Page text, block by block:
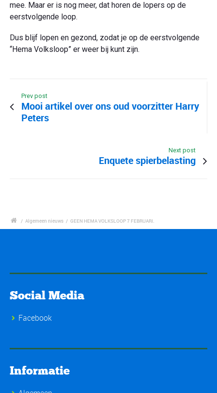
mee. Maar er is nog meer, dat horen de lopers op de
eerstvolgende loop.
Dus blijf lopen en gezond, zodat je op de eerstvolgende
“Hema Volksloop” er weer bij kunt zijn.
Prev post
Mooi artikel over ons oud voorzitter Harry
Peters
Next post
Enquete spierbelasting
/ Algemeen nieuws / GEEN HEMA VOLKSLOOP 7 FEBRUARI.
Social Media
Facebook
Informatie